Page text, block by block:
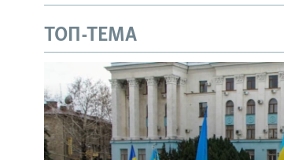
ТОП-ТЕМА